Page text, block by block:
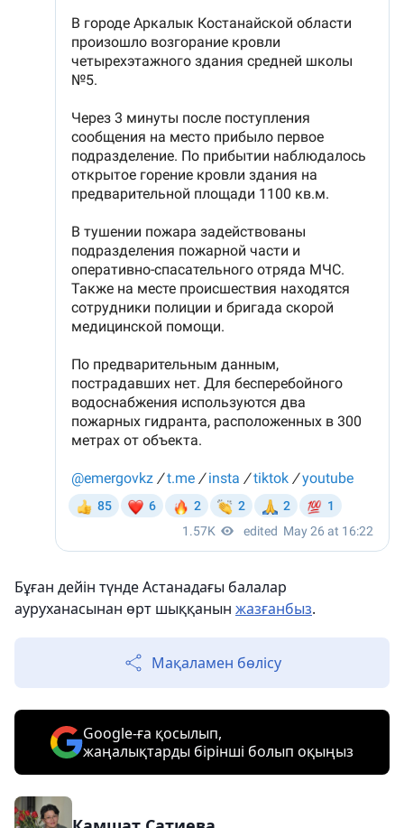
Бұған дейін түнде Астанадағы балалар
ауруханасынан өрт шыққанын жазғанбыз.
Мақаламен бөлісу
Google-ға қосылып,
жаңалықтарды бірінші болып оқыңыз